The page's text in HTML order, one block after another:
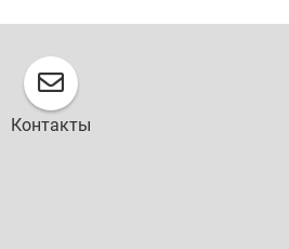
Контакты